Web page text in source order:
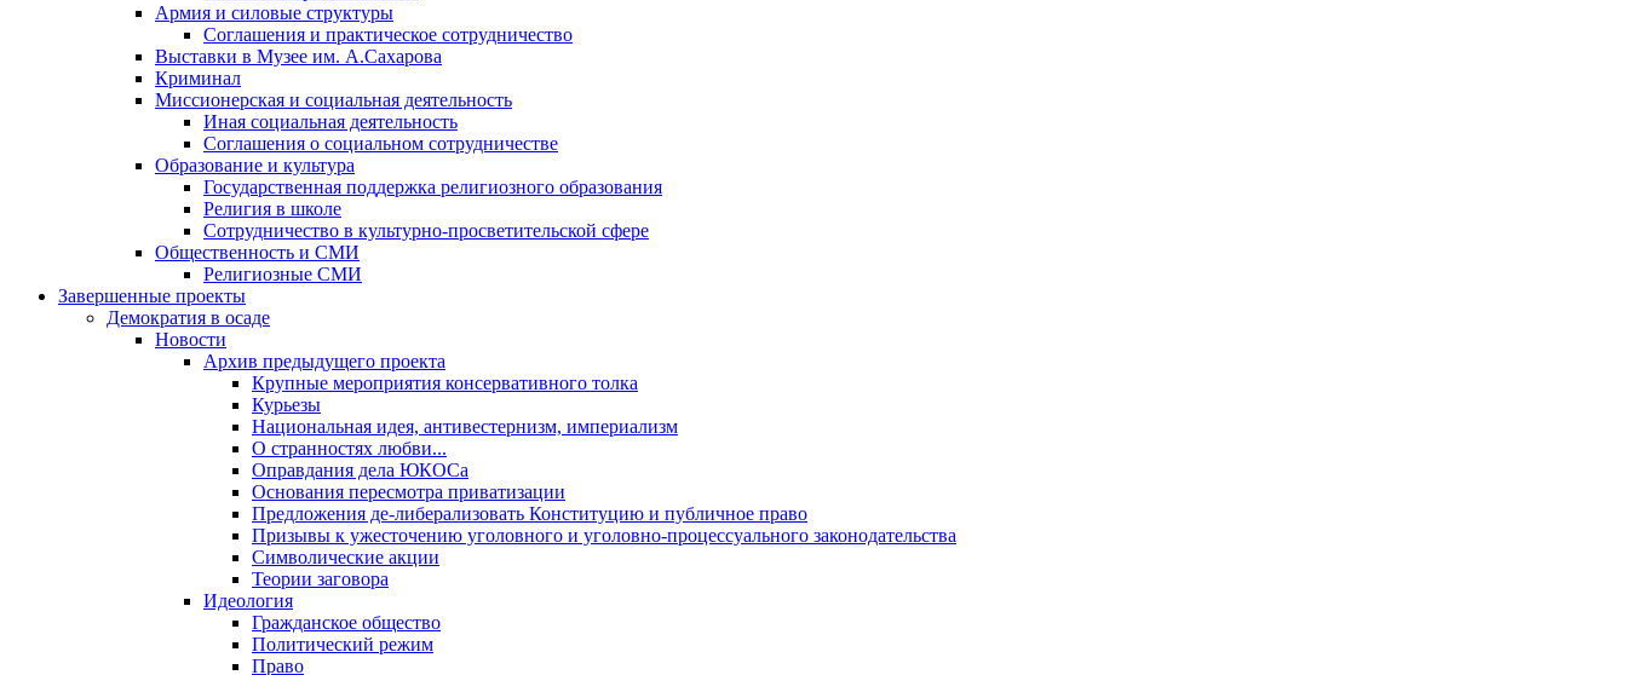
Армия и силовые структуры
Соглашения и практическое сотрудничество
Выставки в Музее им. А.Сахарова
Криминал
Миссионерская и социальная деятельность
Иная социальная деятельность
Соглашения о социальном сотрудничестве
Образование и культура
Государственная поддержка религиозного образования
Религия в школе
Сотрудничество в культурно-просветительской сфере
Общественность и СМИ
Религиозные СМИ
Завершенные проекты
Демократия в осаде
Новости
Архив предыдущего проекта
Крупные мероприятия консервативного толка
Курьезы
Национальная идея, антивестернизм, империализм
О странностях любви...
Оправдания дела ЮКОСа
Основания пересмотра приватизации
Предложения де-либерализовать Конституцию и публичное право
Призывы к ужесточению уголовного и уголовно-процессуального законодательства
Символические акции
Теории заговора
Идеология
Гражданское общество
Политический режим
Право